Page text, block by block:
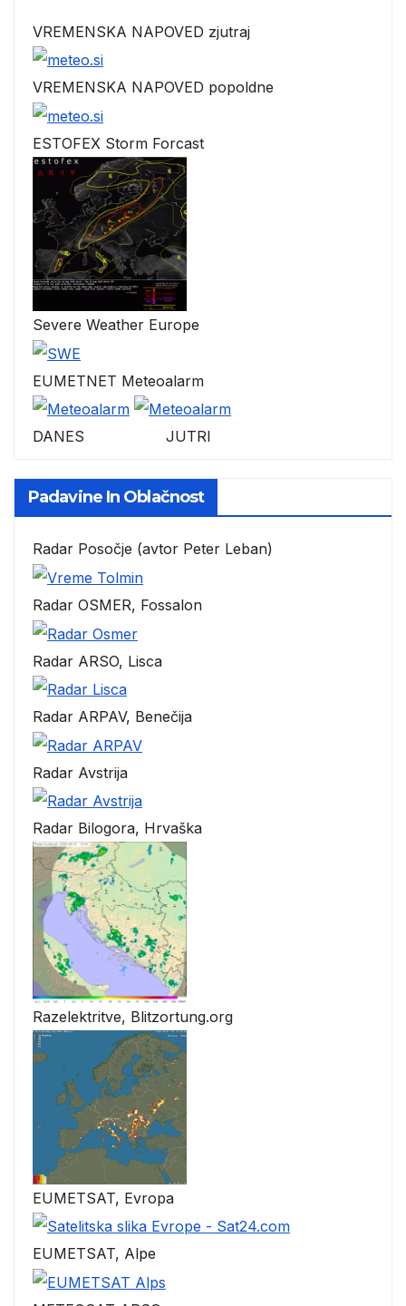
VREMENSKA NAPOVED zjutraj
VREMENSKA NAPOVED popoldne
ESTOFEX Storm Forcast
Severe Weather Europe
EUMETNET Meteoalarm
DANES JUTRI
Padavine In Oblačnost
Radar Posočje (avtor Peter Leban)
Radar OSMER, Fossalon
Radar ARSO, Lisca
Radar ARPAV, Benečija
Radar Avstrija
Radar Bilogora, Hrvaška
Razelektritve, Blitzortung.org
EUMETSAT, Evropa
EUMETSAT, Alpe